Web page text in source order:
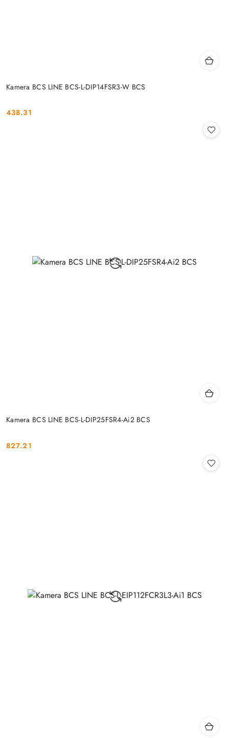
Kamera BCS LINE BCS-L-DIP14FSR3-W BCS
Cena:
438.31
Kamera BCS LINE BCS-L-DIP25FSR4-Ai2 BCS
Cena:
827.21